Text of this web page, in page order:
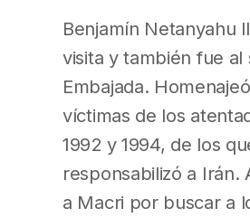
Benjamín Netanyahu
visita y también fue al
Embajada.
víctimas de los
1992 y 1994, de los
responsabilizó a Irán.
a Macri por buscar a